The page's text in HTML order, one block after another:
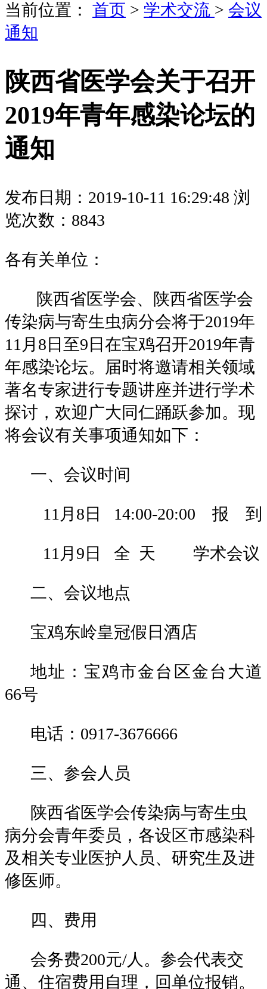
当前位置： 首页 > 学术交流 > 会议
通知
陕西省医学会关于召开
2019年青年感染论坛的
通知
发布日期：2019-10-11 16:29:48 浏
览次数：8843
各有关单位：
陕西省医学会、陕西省医学会
传染病与寄生虫病分会将于2019年
11月8日至9日在宝鸡召开2019年青
年感染论坛。届时将邀请相关领域
著名专家进行专题讲座并进行学术
探讨，欢迎广大同仁踊跃参加。现
将会议有关事项通知如下：
一、会议时间
11月8 日 14:00-20:00 报 到
11月9 日 全 天 学术会议
二、会议地点
宝鸡东岭皇冠假日酒店
地址：宝鸡市金台区金台大道
66号
电话： 0917-3676666
三、参会人员
陕西省医学会传染病与寄生虫
病分会青年委员，各设区市感染科
及相关专业医护人员、研究生及进
修医师。
四、费用
会务费200元/人。参会代表交
通、住宿费用自理，回单位报销。